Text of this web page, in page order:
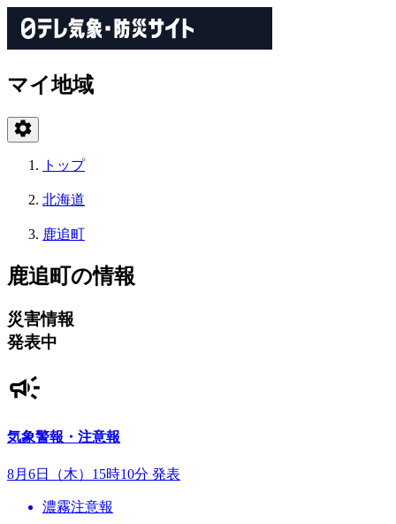
マイ地域
トップ
北海道
鹿追町
鹿追町の情報
災害情報
発表中
気象警報・注意報
8月6日（木）15時10分 発表
濃霧注意報